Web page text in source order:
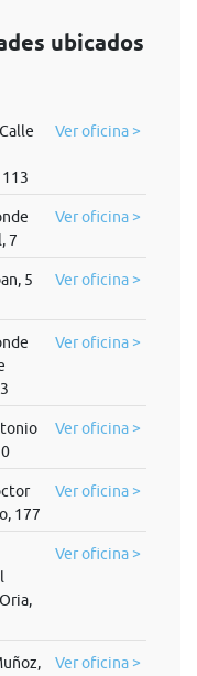
ubicados
113
Ver oficina >
7
Ver oficina >
5 Ver oficina >
Ver oficina >
Ver oficina >
177
Ver oficina >
Ver oficina >
Ver oficina >